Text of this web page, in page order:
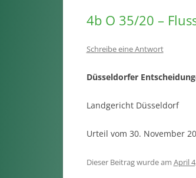
4b O 35/20 –
Schreibe eine Antwort
Düsseldorfer
Landgericht Düsseldorf
Urteil vom 30. November
Dieser Beitrag wurde am April